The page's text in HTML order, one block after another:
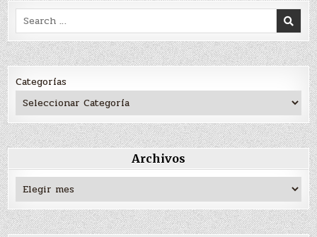
Search
for:
Categorías
Archivos
Archivos